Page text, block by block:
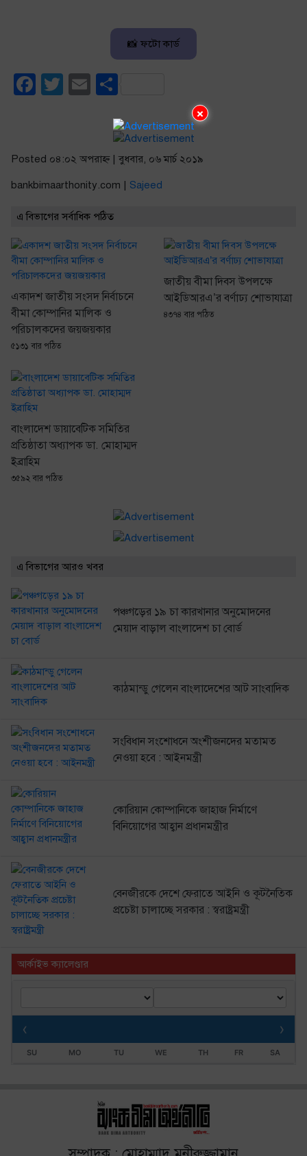
×
📸 ফটো কার্ড
Facebook
TwitterEmail
Posted ০৪:০২ অপরাহ্ণ | বুধবার, ০৬ মার্চ ২০১৯
bankbimaarthonity.com | Sajeed
এ বিভাগের সর্বাধিক পঠিত
একাদশ জাতীয় সংসদ নির্বাচনে
বীমা কোম্পানির মালিক ও
পরিচালকদের জয়জয়কার
৫১৩১ বার পঠিত
জাতীয় বীমা দিবস উপলক্ষে
আইডিআরএ’র বর্ণাঢ্য শোভাযাত্রা
৪৩৭৪ বার পঠিত
বাংলাদেশ ডায়াবেটিক সমিতির
প্রতিষ্ঠাতা অধ্যাপক ডা. মোহাম্মদ
ইব্রাহিম
৩৫৯২ বার পঠিত
এ বিভাগের আরও খবর
পঞ্চগড়ের ১৯ চা কারখানার অনুমোদনের
মেয়াদ বাড়াল বাংলাদেশ চা বোর্ড
কাঠমান্ডু গেলেন বাংলাদেশের আট সাংবাদিক
সংবিধান সংশোধনে অংশীজনদের মতামত
নেওয়া হবে : আইনমন্ত্রী
কোরিয়ান কোম্পানিকে জাহাজ নির্মাণে
বিনিয়োগের আহ্বান প্রধানমন্ত্রীর
বেনজীরকে দেশে ফেরাতে আইনি ও কূটনৈতিক
প্রচেষ্টা চালাচ্ছে সরকার : স্বরাষ্ট্রমন্ত্রী
আর্কাইভ ক্যালেণ্ডার
‹ ›
SU MO TU WE TH FR SA